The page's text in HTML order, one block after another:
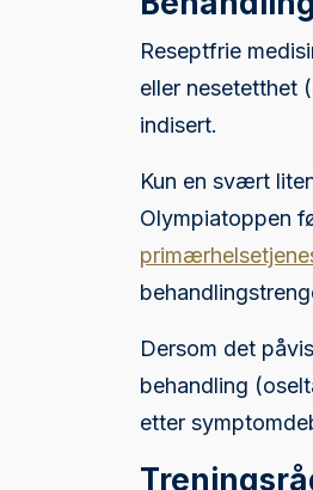
Reseptfrie
eller nesetetthet
indisert.
Kun en svært
Olympiatoppen
Dersom det
behandling
etter